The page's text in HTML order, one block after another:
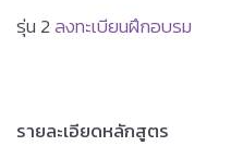
รุ่น 2ลงทะเบียนฝึกอบรม
รายละเอียดหลักสูตร